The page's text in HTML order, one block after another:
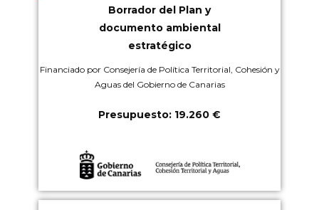
Borrador del Plan y
documento ambiental
estratégico
Financiado por Consejería de Política Territorial, Cohesión y
Aguas del Gobierno de Canarias
Presupuesto: 19.260 €